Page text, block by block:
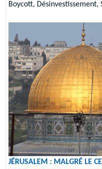
Boycott, Désinvestissement,
JÉRUSALEM : MALGRÉ LE